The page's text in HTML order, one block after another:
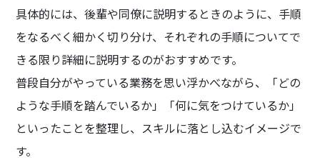
具体的には、後輩や同僚に説明するときのように、手順
をなるべく細かく切り分け、それぞれの手順についてで
きる限り詳細に説明するのがおすすめです。
普段自分がやっている業務を思い浮かべながら、「どの
ような手順を踏んでいるか」「何に気をつけているか」
といったことを整理し、スキルに落とし込むイメージで
す。